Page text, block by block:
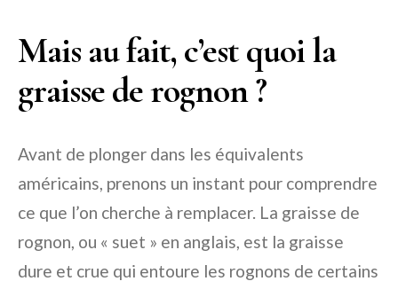
Mais au fait, c’est quoi la
graisse de rognon ?
Avant de plonger dans les équivalents
américains, prenons un instant pour comprendre
ce que l’on cherche à remplacer. La graisse de
rognon, ou « suet » en anglais, est la graisse
dure et crue qui entoure les rognons de certains